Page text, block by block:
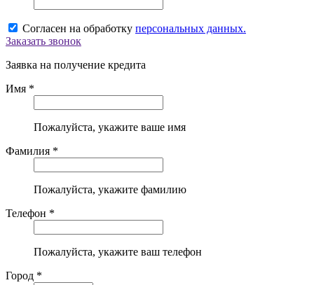
Согласен на обработку персональных данных.
Заказать звонок
Заявка на получение кредита
Имя *
Пожалуйста, укажите ваше имя
Фамилия *
Пожалуйста, укажите фамилию
Телефон *
Пожалуйста, укажите ваш телефон
Город *